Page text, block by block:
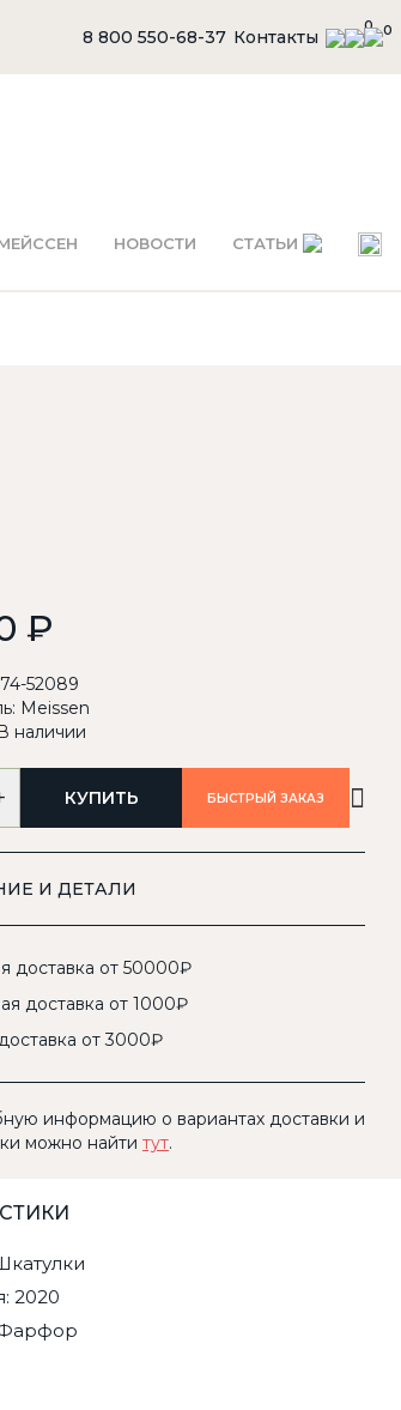
8 800 550-68-37 Контакты
0 0
НОВОСТИ СТАТЬИ
₽
52089
Meissen
наличии
КУПИТЬ БЫСТРЫЙ ЗАКАЗ
И ДЕТАЛИ
доставка от 50000₽
доставка от 1000₽
от 3000₽
информацию о вариантах доставки и
можно найти тут.
2020